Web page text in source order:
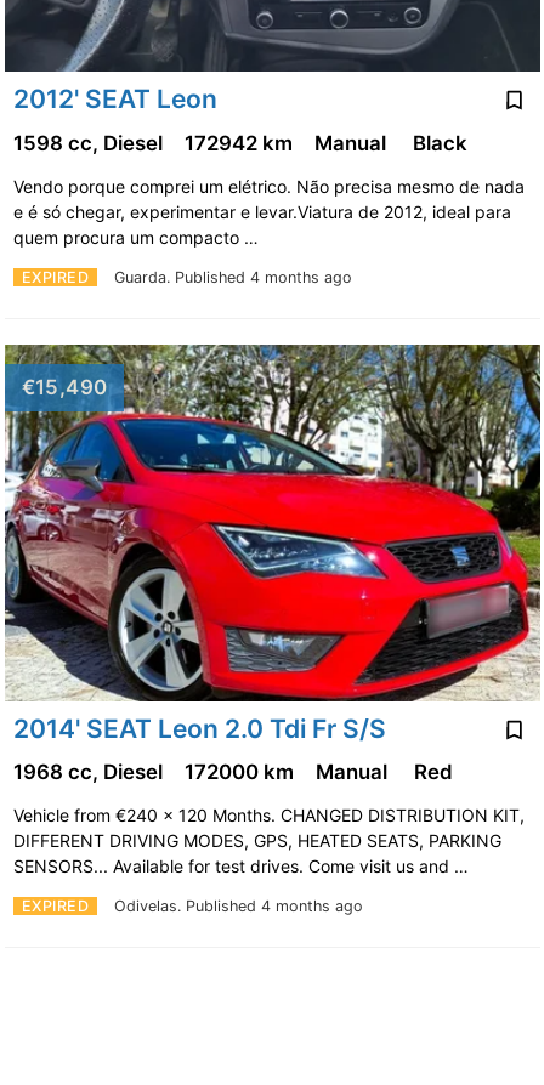
2012' SEAT Leon
EXPIRED Guarda. Published 4 months ago
1598 cc, Diesel 172942 km Manual Black
Vendo porque comprei um elétrico. Não precisa mesmo de nada
e é só chegar, experimentar e levar.Viatura de 2012, ideal para
quem procura um compacto …
€15,490
2014' SEAT Leon 2.0 Tdi Fr S/S
EXPIRED Odivelas. Published 4 months ago
1968 cc, Diesel 172000 km Manual Red
Vehicle from €240 x 120 Months. CHANGED DISTRIBUTION KIT,
DIFFERENT DRIVING MODES, GPS, HEATED SEATS, PARKING
SENSORS... Available for test drives. Come visit us and …